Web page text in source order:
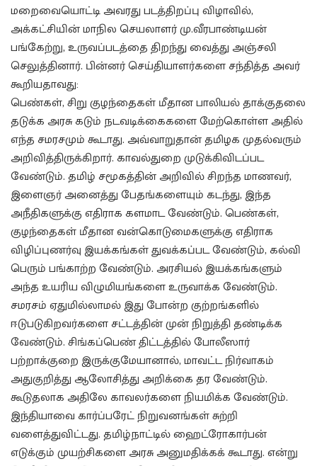
மறைவையொட்டி அவரது படத்திறப்பு விழாவில்,
அக்கட்சியின் மாநில செயலாளர் மு.வீரபாண்டியன்
பங்கேற்று, உருவப்படத்தை திறந்து வைத்து அஞ்சலி
செலுத்தினார். பின்னர் செய்தியாளர்களை சந்தித்த அவர்
கூறியதாவது:
பெண்கள், சிறு குழந்தைகள் மீதான பாலியல் தாக்குதலை
தடுக்க அரசு கடும் நடவடிக்கைகளை மேற்கொள்ள அதில்
எந்த சமரசமும் கூடாது. அவ்வாறுதான் தமிழக முதல்வரும்
அறிவித்திருக்கிறார். காவல்துறை முடுக்கிவிடப்பட
வேண்டும். தமிழ் சமூகத்தின் அறிவில் சிறந்த மாணவர்,
இளைஞர் அனைத்து பேதங்களையும் கடந்து, இந்த
அநீதிகளுக்கு எதிராக களமாட வேண்டும். பெண்கள்,
குழந்தைகள் மீதான வன்கொடுமைகளுக்கு எதிராக
விழிப்புணர்வு இயக்கங்கள் துவக்கப்பட வேண்டும், கல்வி
பெரும் பங்காற்ற வேண்டும். அரசியல் இயக்கங்களும்
அந்த உயரிய விழுமியங்களை உருவாக்க வேண்டும்.
சமரசம் ஏதுமில்லாமல் இது போன்ற குற்றங்களில்
ஈடுபடுகிறவர்களை சட்டத்தின் முன் நிறுத்தி தண்டிக்க
வேண்டும். சிங்கப்பெண் திட்டத்தில் போலீஸார்
பற்றாக்குறை இருக்குமேயானால், மாவட்ட நிர்வாகம்
அதுகுறித்து ஆலோசித்து அறிக்கை தர வேண்டும்.
கூடுதலாக அதிலே காவலர்களை நியமிக்க வேண்டும்.
இந்தியாவை கார்ப்பரேட் நிறுவனங்கள் சுற்றி
வளைத்துவிட்டது. தமிழ்நாட்டில் ஹைட்ரோகார்பன்
எடுக்கும் முயற்சிகளை அரசு அனுமதிக்கக் கூடாது. என்று